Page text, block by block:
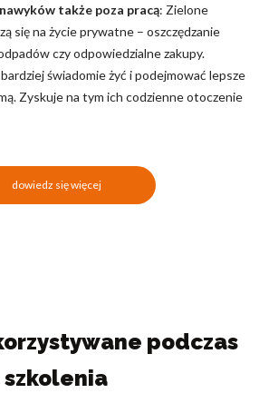
także poza pracą: Zielone
się na życie prywatne – oszczędzanie
czy odpowiedzialne zakupy.
świadomie żyć i podejmować lepsze
Zyskuje na tym ich codzienne otoczenie
dowiedz się więcej
podczas
szkolenia